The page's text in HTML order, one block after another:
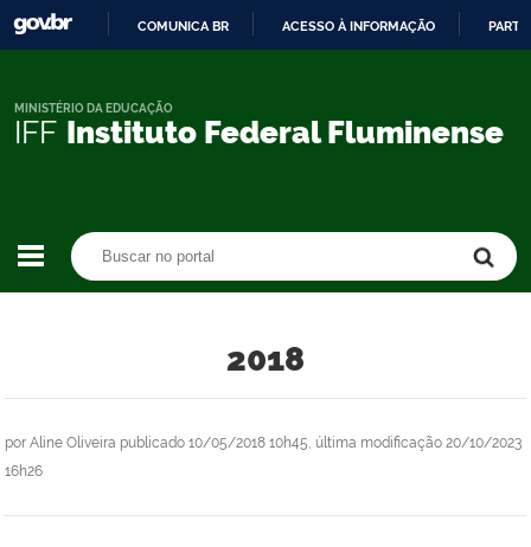
CONTEÚDO
COMUNICA BR ACESSO À INFORMAÇÃO
IFF Instituto Federal Fluminense
MINISTÉRIO DA EDUCAÇÃO
2018
por Aline Oliveira publicado 10/05/2018 10h45, última modificação 20/10/2023
16h26